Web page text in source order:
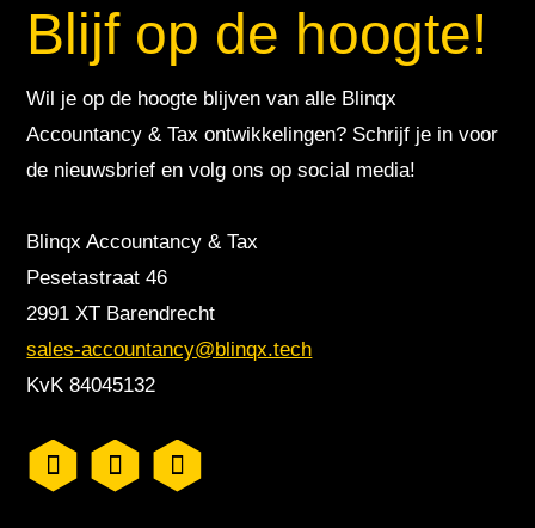
Blijf op de hoogte!
Wil je op de hoogte blijven van alle Blinqx
Accountancy & Tax ontwikkelingen? Schrijf je in voor
de nieuwsbrief en volg ons op social media!
Blinqx Accountancy & Tax
Pesetastraat 46
2991 XT Barendrecht
sales-accountancy@blinqx.tech
KvK 84045132